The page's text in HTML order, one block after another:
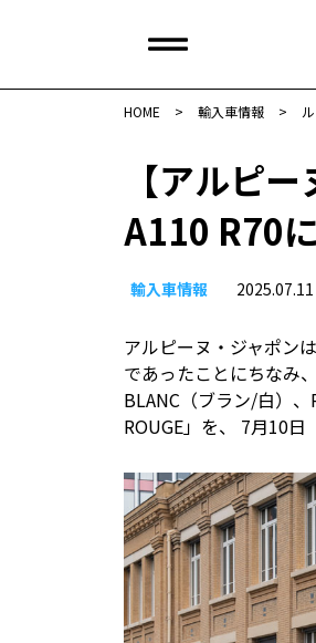
HOME > 輸入車情報 >
【アルピ
A110 R70
輸入車情報 2025.07.11
アルピーヌ・ジャポン
であったことにちなみ
BLANC（ブラン/白）
ROUGE」を、 7月10